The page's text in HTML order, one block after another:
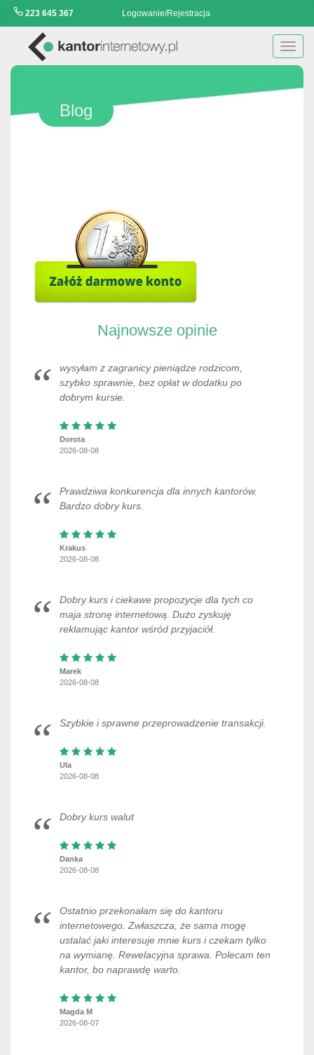
223 645 367 Logowanie/Rejestracja
Blog
Najnowsze opinie
wysyłam z zagranicy pieniądze rodzicom,
szybko sprawnie, bez opłat w dodatku po
dobrym kursie.
Dorota
2026-08-08
Prawdziwa konkurencja dla innych kantorów.
Bardzo dobry kurs.
Krakus
2026-08-08
Dobry kurs i ciekawe propozycje dla tych co
maja stronę internetową. Dużo zyskuję
reklamując kantor wśród przyjaciół.
Marek
2026-08-08
Szybkie i sprawne przeprowadzenie transakcji.
Ula
2026-08-08
Dobry kurs walut
Danka
2026-08-08
Ostatnio przekonałam się do kantoru
internetowego. Zwłaszcza, że sama mogę
ustalać jaki interesuje mnie kurs i czekam tylko
na wymianę. Rewelacyjna sprawa. Polecam ten
kantor, bo naprawdę warto.
Magda M
2026-08-07